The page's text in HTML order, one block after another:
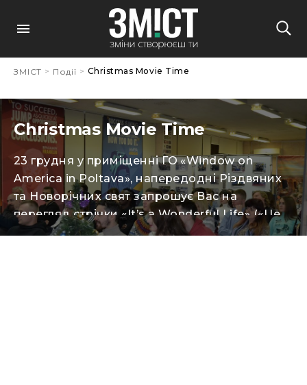
ЗМІСТ > Події > Christmas Movie Time
Christmas Movie Time
23 грудня у приміщенні ГО «Window on
America in Poltava», напередодні Різдвяних
та Новорічних свят запрошує Вас на
перегляд стрічки «It’s a Wonderful Life» («Це
Прекрасне Життя») — це американський